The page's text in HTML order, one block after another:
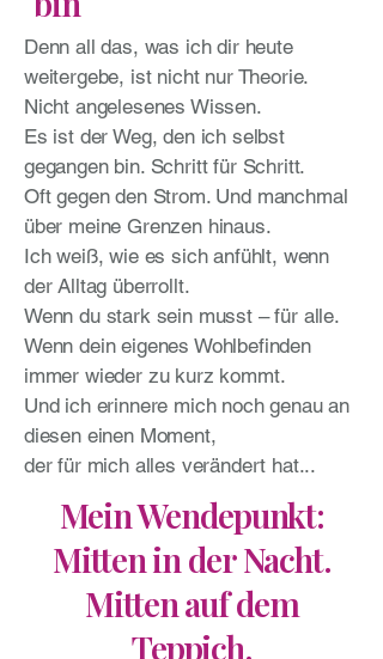
Denn all das, was ich dir heute
weitergebe, ist nicht nur Theorie.
Nicht angelesenes Wissen.
Es ist der Weg, den ich selbst
gegangen bin. Schritt für Schritt.
Oft gegen den Strom. Und manchmal
über meine Grenzen hinaus.
Ich weiß, wie es sich anfühlt, wenn
der Alltag überrollt.
Wenn du stark sein musst – für alle.
Wenn dein eigenes Wohlbefinden
immer wieder zu kurz kommt.
Und ich erinnere mich noch genau an
diesen einen Moment,
der für mich alles verändert hat...
Mein Wendepunkt:
Mitten in der Nacht.
Mitten auf dem
Teppich.